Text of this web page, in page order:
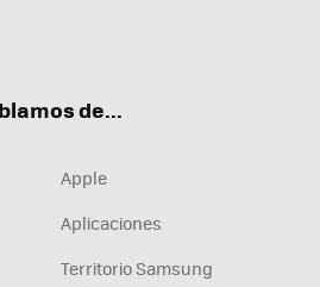
de...
Apple
Aplicaciones
Territorio Samsung